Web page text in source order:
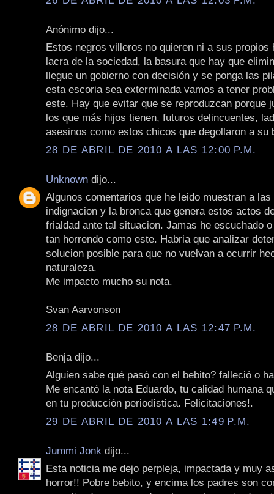
Anónimo dijo...
Estos negros villeros no quieren ni a sus propios
lacra de la sociedad, la basura que hay que
llegue un gobierno con decisión y se ponga las
esta escoria sea exterminada vamos a tener
este. Hay que evitar que se reproduzcan porque
los que más hijos tienen, futuros delincuentes,
asesinos como estos chicos que degollaron a su
28 DE ABRIL DE 2010 A LAS 12:00 P.M.
Unknown dijo...
Algunos comentarios que he leido muestran a
indignacion y la bronca que genera estos actos
frialdad ante tal situacion. Jamas he escuchado
tan horrendo como este. Habria que analizar
solucion posible para que no vuelvan a ocurrir
naturaleza.
Me impacto mucho su nota.
Svan Aarvonson
28 DE ABRIL DE 2010 A LAS 12:47 P.M.
Benja dijo...
Alguien sabe qué pasó con el bebito? falleció o
Me encantó la nota Eduardo, tu calidad humana
en tu producción periodística. Felicitaciones!.
29 DE ABRIL DE 2010 A LAS 1:49 P.M.
Jummi Jonk dijo...
Esta noticia me dejo perpleja, impactada y muy
horror!! Pobre bebito, y encima los padres son